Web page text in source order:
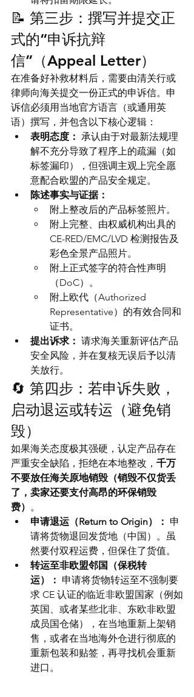
📝 第三步：撰写并提交正
式的“申诉抗辩
信”（Appeal Letter）
在准备好补救材料后，需要由清关行或
律师向海关提交一份正式的申诉信。申
诉信必须用当地官方语言（或通用英
语）撰写，并包含以下核心逻辑：
表明态度： 承认由于对最新法规理
解不充分导致了程序上的疏漏（如
标签漏印），但强调主观上完全愿
意配合欧盟的产品安全规定。
陈述事实与证据：
附上整改后的产品标签照片。
附上完整、由权威机构出具的
CE-RED/EMC/LVD 检测报告及
彩色全景产品照片。
附上正式签字的符合性声明
（DoC）。
附上欧代（Authorized
Representative）的有效合同和
证书。
提出诉求： 请求海关重新评估产品
安全风险，并在复核无误后予以清
关放行。
🔄 第四步：若申诉失败，
启动退运或转运（避免销
毁）
如果海关态度极其强硬，认定产品存在
严重安全缺陷，拒绝在本地整改， 千万
不要放任海关原地销毁（销毁不仅货丢
了，卖家还要支付高昂的环保销毁
费） 。
申请退运（Return to Origin）： 申
请将货物退回发货地（中国）。虽
然要付双程运费，但保住了货值。
转运至非欧盟邻国（保税转
运）： 申请将货物转运至不强制要
求 CE 认证的临近非欧盟国家（例如
英国、或者某些北非、东欧非欧盟
成员国仓储），在当地重新上架销
售，或者在当地海外仓进行彻底的
重新包装和贴签，再寻找机会重新
进口。